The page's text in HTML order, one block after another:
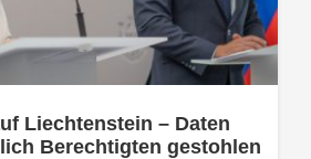
Liechtenstein – Daten
Berechtigten gestohlen